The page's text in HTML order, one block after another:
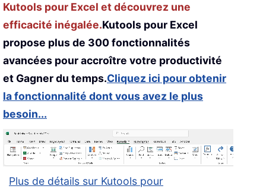
Kutools pour Excel et découvrez une
efficacité inégalée.Kutools pour Excel
propose plus de 300 fonctionnalités
avancées pour accroître votre productivité
et Gagner du temps.Cliquez ici pour obtenir
la fonctionnalité dont vous avez le plus
besoin...
Plus de détails sur Kutools pour